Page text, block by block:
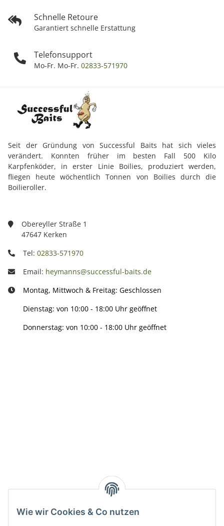
Wie wir Cookies & Co nutzen
Schnelle Retoure
Garantiert schnelle Erstattung
Telefonsupport
Mo-Fr. Mo-Fr. 02833-571970
Seit der Gründung von Successful Baits hat sich vieles
verändert. Konnten früher im besten Fall 500 Kilo
Karpfenköder, in erster Linie Boilies, produziert werden,
fliegen heute wöchentlich Tonnen von Boilies durch die
Boilieroller.
Obereyller Straße 1
47647 Kerken
Tel: 02833-571970
Email: heymanns@successful-baits.de
Montag, Mittwoch & Freitag: Geschlossen
Dienstag: von 10:00 - 18:00 Uhr geöffnet
Donnerstag: von 10:00 - 18:00 Uhr geöffnet